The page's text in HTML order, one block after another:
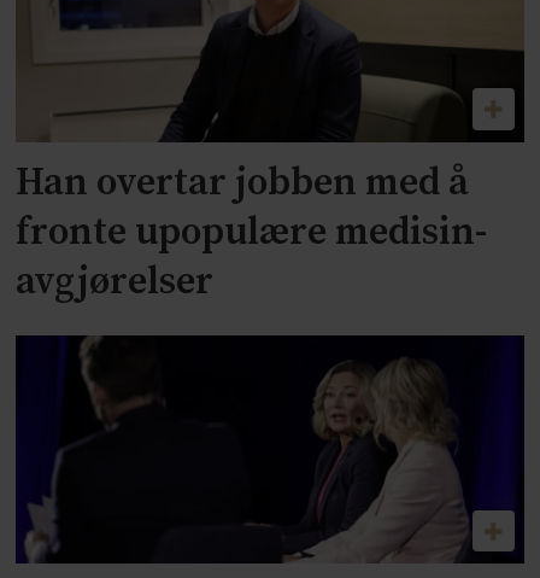
Han overtar jobben med å
fronte upopulære medisin-
avgjørelser